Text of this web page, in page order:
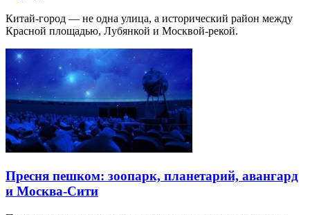
Китай-город — не одна улица, а исторический район между
Красной площадью, Лубянкой и Москвой-рекой.
Пресня пешком: зоопарк, планетарий, авангард
и Москва-Сити